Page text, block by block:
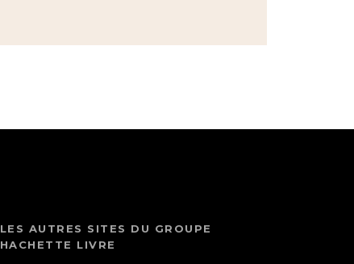
LES AUTRES SITES DU GROUPE
HACHETTE LIVRE